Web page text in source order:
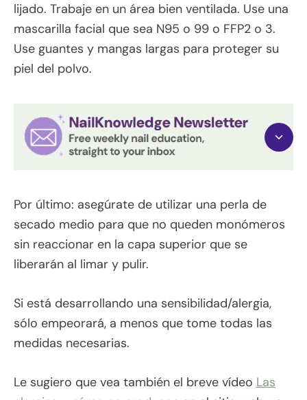
lijado. Trabaje en un área bien ventilada. Use una
mascarilla facial que sea N95 o 99 o FFP2 o 3.
Use guantes y mangas largas para proteger su
piel del polvo.
Por último: asegúrate de utilizar una perla de
secado medio para que no queden monómeros
sin reaccionar en la capa superior que se
liberarán al limar y pulir.
Si está desarrollando una sensibilidad/alergia,
sólo empeorará, a menos que tome todas las
medidas necesarias.
Le sugiero que vea también el breve vídeo Las